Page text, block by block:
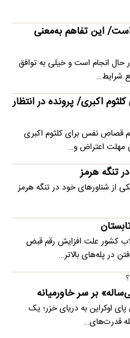
این تفاهم به‌معنی
حال انجام است و خیلی به توافق
شرایط…
کلثوم اکبری/ پرونده در انتظار
از صدور ۱۰ فقره حکم قصاص نفس برای کلثوم اکبری
مهلت اعتراض و…
تنگه هرمز
از شناورهای خود در تنگه هرمز
کشور علت افزایش رقم قبض
در پله‌های بالاتر…
بر سر خاورمیانه
اوکراین به دریای خزر؛ یک
قدرت‌های…